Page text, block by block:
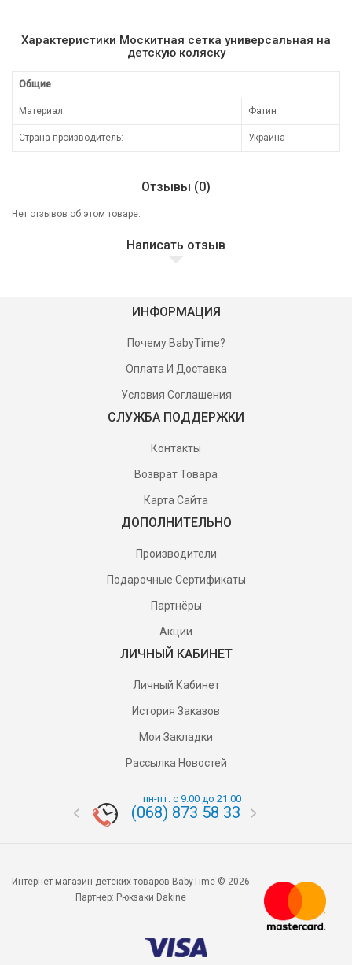
Характеристики Москитная сетка универсальная на
детскую коляску
Общие
Материал: Фатин
Страна производитель: Украина
Отзывы (0)
Нет отзывов об этом товаре.
Написать отзыв
ИНФОРМАЦИЯ
Почему BabyTime?
Оплата И Доставка
Условия Соглашения
СЛУЖБА ПОДДЕРЖКИ
Контакты
Возврат Товара
Карта Сайта
ДОПОЛНИТЕЛЬНО
Производители
Подарочные Сертификаты
Партнёры
Акции
ЛИЧНЫЙ КАБИНЕТ
Личный Кабинет
История Заказов
Мои Закладки
Рассылка Новостей
пн-пт: с 9.00 до 21.00
(068) 873 58 33
Интернет магазин детских товаров BabyTime © 2026
Партнер: Рюкзаки Dakine